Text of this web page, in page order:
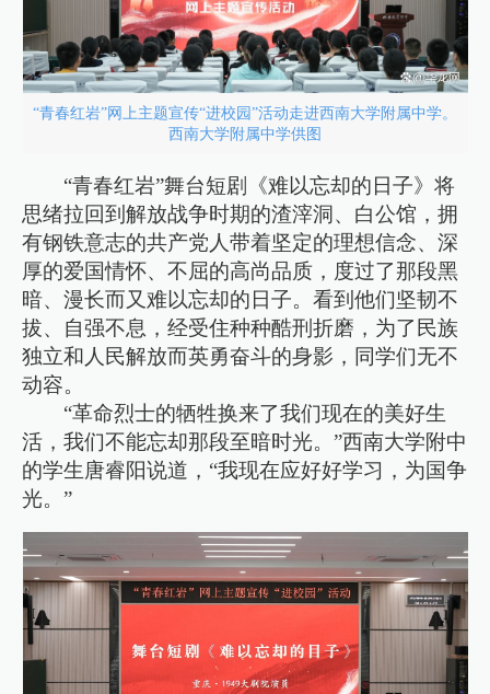
“青春红岩”网上主题宣传“进校园”活动走进西南大学附属中学。
西南大学附属中学供图
“青春红岩”舞台短剧《难以忘却的日子》将
思绪拉回到解放战争时期的渣滓洞、白公馆，拥
有钢铁意志的共产党人带着坚定的理想信念、深
厚的爱国情怀、不屈的高尚品质，度过了那段黑
暗、漫长而又难以忘却的日子。看到他们坚韧不
拔、自强不息，经受住种种酷刑折磨，为了民族
独立和人民解放而英勇奋斗的身影，同学们无不
动容。
“革命烈士的牺牲换来了我们现在的美好生
活，我们不能忘却那段至暗时光。”西南大学附中
的学生唐睿阳说道，“我现在应好好学习，为国争
光。”